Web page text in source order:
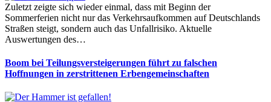
Zuletzt zeigte sich wieder einmal, dass mit Beginn der
Sommerferien nicht nur das Verkehrsaufkommen auf Deutschlands
Straßen steigt, sondern auch das Unfallrisiko. Aktuelle
Auswertungen des…
Boom bei Teilungsversteigerungen führt zu falschen
Hoffnungen in zerstrittenen Erbengemeinschaften